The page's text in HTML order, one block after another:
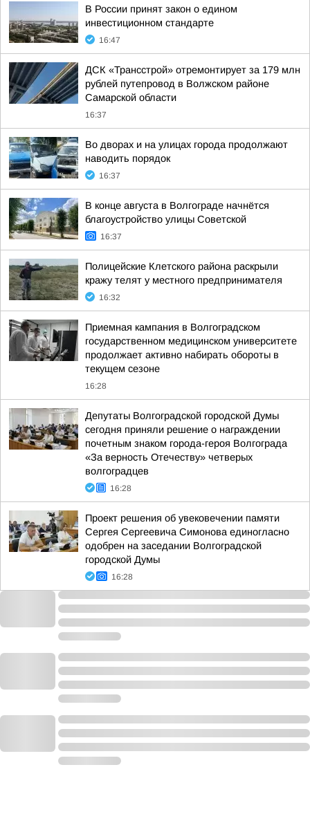
В России принят закон о едином
инвестиционном стандарте
16:47
ДСК «Трансстрой» отремонтирует за 179 млн
рублей путепровод в Волжском районе
Самарской области
16:37
Во дворах и на улицах города продолжают
наводить порядок
16:37
В конце августа в Волгограде начнётся
благоустройство улицы Советской
16:37
Полицейские Клетского района раскрыли
кражу телят у местного предпринимателя
16:32
Приемная кампания в Волгоградском
государственном медицинском университете
продолжает активно набирать обороты в
текущем сезоне
16:28
Депутаты Волгоградской городской Думы
сегодня приняли решение о награждении
почетным знаком города-героя Волгограда
«За верность Отечеству» четверых
волгоградцев
16:28
Проект решения об увековечении памяти
Сергея Сергеевича Симонова единогласно
одобрен на заседании Волгоградской
городской Думы
16:28